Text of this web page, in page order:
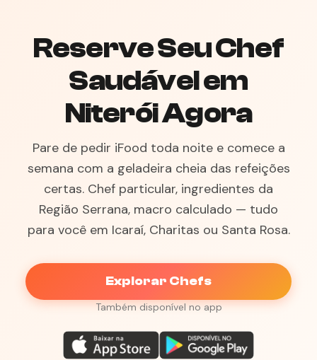
Reserve Seu Chef
Saudável em
Niterói Agora
Pare de pedir iFood toda noite e comece a
semana com a geladeira cheia das refeições
certas. Chef particular, ingredientes da
Região Serrana, macro calculado — tudo
para você em Icaraí, Charitas ou Santa Rosa.
Explorar Chefs
Também disponível no app